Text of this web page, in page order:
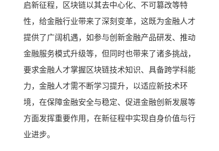
启新征程，区块链以其去中心化、不可篡改等特
性，给金融行业带来了深刻变革，这既为金融人才
提供了广阔机遇，如参与创新金融产品研发、推动
金融服务模式升级等，但同时也带来了诸多挑战，
要求金融人才掌握区块链技术知识、具备跨学科能
力，金融人才需不断学习提升，以适应新技术环
境，在保障金融安全与稳定、促进金融创新发展等
方面发挥重要作用，在新征程中实现自身价值与行
业进步。